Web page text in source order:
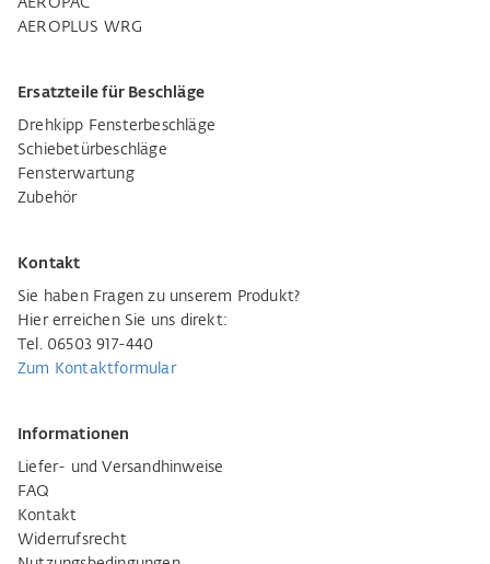
AEROPAC
AEROPLUS WRG
Ersatzteile für Beschläge
Drehkipp Fensterbeschläge
Schiebetürbeschläge
Fensterwartung
Zubehör
Kontakt
Sie haben Fragen zu unserem Produkt?
Hier erreichen Sie uns direkt:
Tel. 06503 917-440
Zum Kontaktformular
Informationen
Liefer- und Versandhinweise
FAQ
Kontakt
Widerrufsrecht